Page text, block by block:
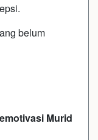
belum
Murid